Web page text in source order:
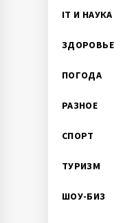
IT И НАУКА
ЗДОРОВЬЕ
ПОГОДА
РАЗНОЕ
СПОРТ
ТУРИЗМ
ШОУ-БИЗ